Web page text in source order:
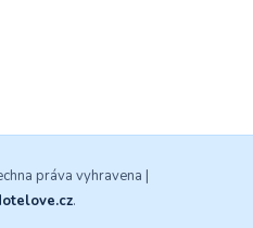
práva vyhravena |
.